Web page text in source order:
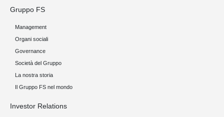
Gruppo FS
Management
Organi sociali
Governance
Società del Gruppo
La nostra storia
Il Gruppo FS nel mondo
Investor Relations